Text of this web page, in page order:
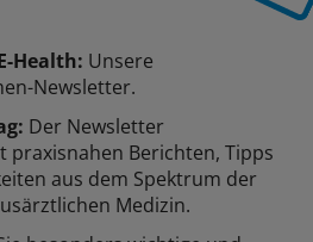
Health: Unsere
Newsletter.
Der Newsletter
praxisnahen Berichten, Tipps
aus dem Spektrum der
Medizin.